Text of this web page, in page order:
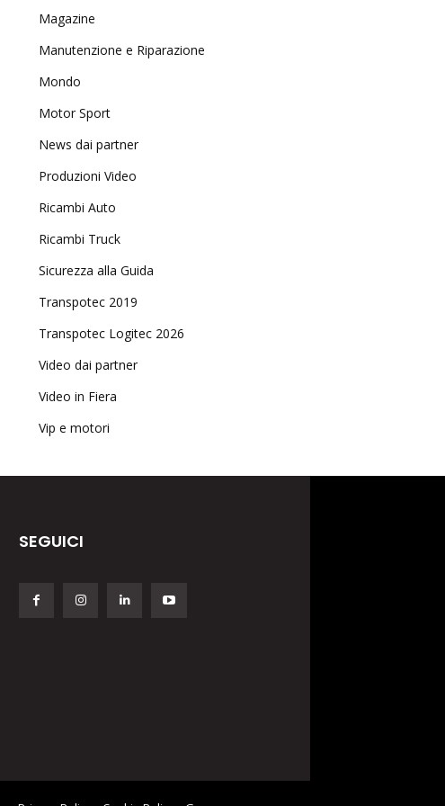
Magazine
Manutenzione e Riparazione
Mondo
Motor Sport
News dai partner
Produzioni Video
Ricambi Auto
Ricambi Truck
Sicurezza alla Guida
Transpotec 2019
Transpotec Logitec 2026
Video dai partner
Video in Fiera
Vip e motori
SEGUICI